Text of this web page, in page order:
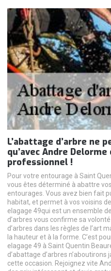
L’abattage d’arbre ne
qu’avec Andre
professionnel !
Pour votre entourage à Saint
vous êtes déterminé à abattre
entourages. Vous avez bien fait
habitat, et permet à vos voisins
elagage 49qui est un ensemble
d’arbres vous confirme sa
d’arbres dans les règles de l’art
la hauteur et à la forme. C’est
elagage 49 à Saint Quentin
d’abattage d’arbres
cette occasion. Rejoignez vite